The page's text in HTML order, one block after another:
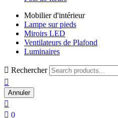
Mobilier d'intérieur
Lampe sur pieds
Miroirs LED
Ventilateurs de Plafond
Luminaires
 Rechercher

Annuler

 0